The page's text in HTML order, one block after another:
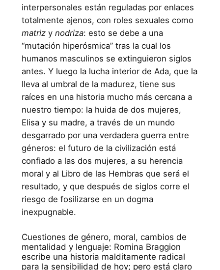
interpersonales están reguladas por enlaces
totalmente ajenos, con roles sexuales como
matrizy nodriza: esto se debe a una
“mutación hiperósmica” tras la cual los
humanos masculinos se extinguieron siglos
antes. Y luego la lucha interior de Ada, que la
lleva al umbral de la madurez, tiene sus
raíces en una historia mucho más cercana a
nuestro tiempo: la huida de dos mujeres,
Elisa y su madre, a través de un mundo
desgarrado por una verdadera guerra entre
géneros: el futuro de la civilización está
confiado a las dos mujeres, a su herencia
moral y al Libro de las Hembras que será el
resultado, y que después de siglos corre el
riesgo de fosilizarse en un dogma
inexpugnable.
Cuestiones de género, moral, cambios de
mentalidad y lenguaje: Romina Braggion
escribe una historia malditamente radical
para la sensibilidad de hoy; pero está claro